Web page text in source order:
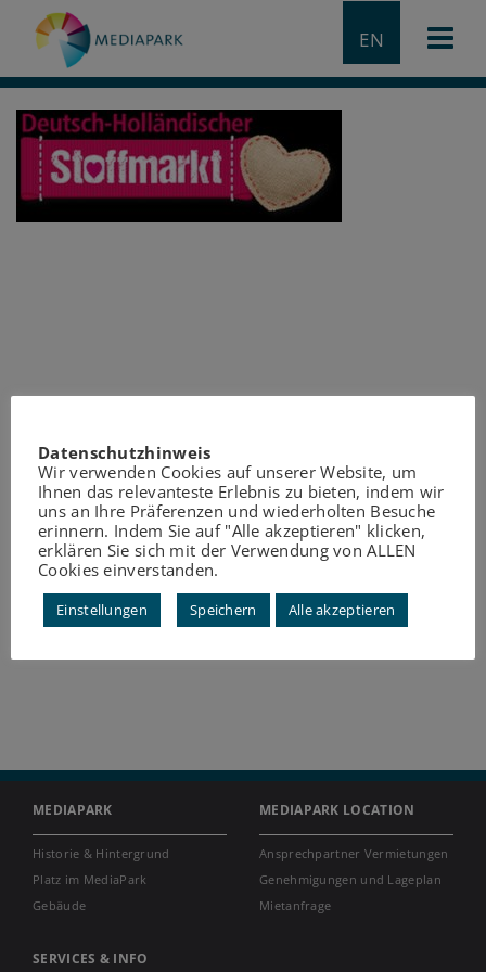
EN
MEDIAPARK
Historie & Hintergrund
Platz im MediaPark
Gebäude
MEDIAPARK LOCATION
Ansprechpartner Vermietungen
Genehmigungen und Lageplan
Mietanfrage
SERVICES & INFO
Datenschutzhinweis
Wir verwenden Cookies auf unserer Website, um
Ihnen das relevanteste Erlebnis zu bieten, indem wir
uns an Ihre Präferenzen und wiederholten Besuche
erinnern. Indem Sie auf "Alle akzeptieren" klicken,
erklären Sie sich mit der Verwendung von ALLEN
Cookies einverstanden.
Einstellungen Speichern Alle akzeptieren